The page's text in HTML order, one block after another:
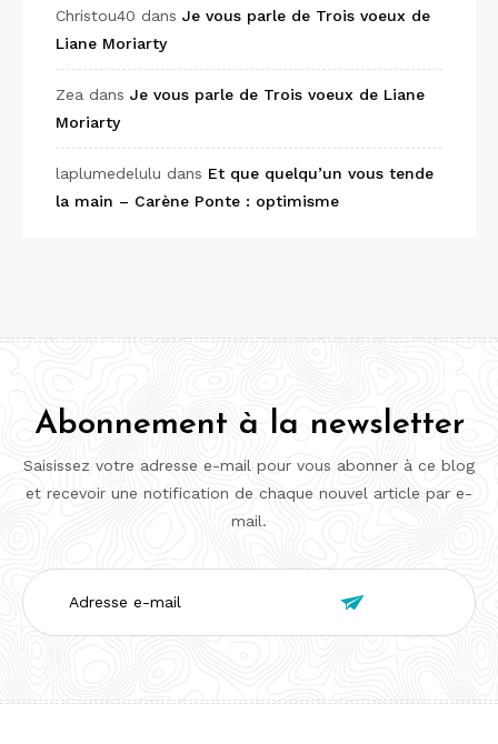
Christou40 dans Je vous parle de Trois voeux de
Liane Moriarty
Zea dans Je vous parle de Trois voeux de Liane
Moriarty
laplumedelulu dans Et que quelqu’un vous tende
la main – Carène Ponte : optimisme
Abonnement à la newsletter
Saisissez votre adresse e-mail pour vous abonner à ce blog
et recevoir une notification de chaque nouvel article par e-
mail.
Adresse
e-
mail
